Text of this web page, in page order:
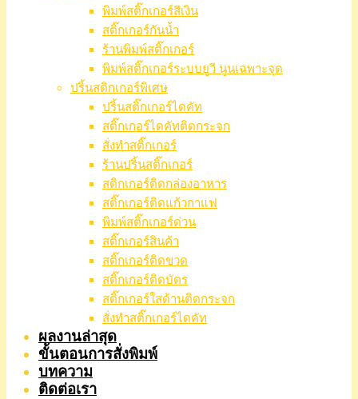
พิมพ์สติ๊กเกอร์สีเงิน
สติ๊กเกอร์กันน้ำ
ร้านพิมพ์สติ๊กเกอร์
พิมพ์สติ๊กเกอร์ระบบยูวี นูนเฉพาะจุด
ปริ้นสติกเกอร์พิเศษ
ปริ้นสติ๊กเกอร์ไดคัท
สติ๊กเกอร์ไดคัทติดกระจก
สั่งทำสติ๊กเกอร์
ร้านปริ้นสติ๊กเกอร์
สติกเกอร์ติดกล่องอาหาร
สติ๊กเกอร์ติดแก้วกาแฟ
พิมพ์สติ๊กเกอร์ด่วน
สติ๊กเกอร์สินค้า
สติ๊กเกอร์ติดขวด
สติ๊กเกอร์ติดบัตร
สติ๊กเกอร์ใสด้านติดกระจก
สั่งทําสติ๊กเกอร์ไดคัท
ผลงานล่าสุด
ขั้นตอนการสั่งพิมพ์
บทความ
ติดต่อเรา